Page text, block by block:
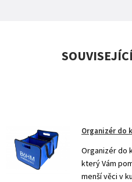
Organizér do
Organizér do
který Vám
menší věci v